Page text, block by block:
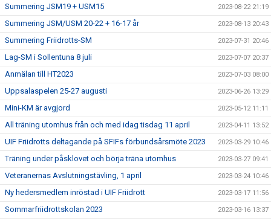
Summering JSM19 + USM15 2023-08-22 21:19
Summering JSM/USM 20-22 + 16-17 år 2023-08-13 20:43
Summering Friidrotts-SM 2023-07-31 20:46
Lag-SM i Sollentuna 8 juli 2023-07-07 20:37
Anmälan till HT2023 2023-07-03 08:00
Uppsalaspelen 25-27 augusti 2023-06-26 13:29
Mini-KM är avgjord 2023-05-12 11:11
All träning utomhus från och med idag tisdag 11 april 2023-04-11 13:52
UIF Friidrotts deltagande på SFIFs förbundsårsmöte 2023 2023-03-29 10:46
Träning under påsklovet och börja träna utomhus 2023-03-27 09:41
Veteranernas Avslutningstävling, 1 april 2023-03-24 10:46
Ny hedersmedlem inröstad i UIF Friidrott 2023-03-17 11:56
Sommarfriidrottskolan 2023 2023-03-16 13:37